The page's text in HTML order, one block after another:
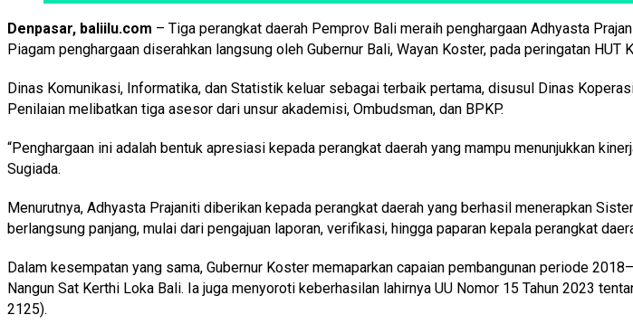
Denpasar, baliilu.com – Tiga perangkat daerah Pemprov Bali meraih penghargaan Adhyasta
Piagam penghargaan diserahkan langsung oleh Gubernur Bali, Wayan Koster, pada peringatan
Dinas Komunikasi, Informatika, dan Statistik keluar sebagai terbaik pertama, disusul Dinas
Penilaian melibatkan tiga asesor dari unsur akademisi, Ombudsman, dan BPKP.
“Penghargaan ini adalah bentuk apresiasi kepada perangkat daerah yang mampu menunjukkan
Sugiada.
Menurutnya, Adhyasta Prajaniti diberikan kepada perangkat daerah yang berhasil menerapkan
berlangsung panjang, mulai dari pengajuan laporan, verifikasi, hingga paparan kepala perangkat
Dalam kesempatan yang sama, Gubernur Koster memaparkan capaian pembangunan periode
Nangun Sat Kerthi Loka Bali. Ia juga menyoroti keberhasilan lahirnya UU Nomor 15 Tahun 2023
2125).